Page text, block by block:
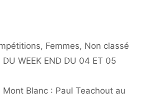
, Femmes, Non classé
DU WEEK END DU 04 ET 05
Blanc : Paul Teachout au